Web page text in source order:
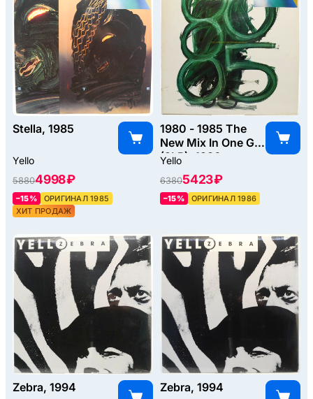
Stella, 1985
Yello
58804998 ₽
–15%
ОРИГИНАЛ 1985
ХИТ ПРОДАЖ
1980 - 1985 The
New Mix In One Go
(2LP), 1986
Yello
63805423 ₽
–15% ОРИГИНАЛ 1986
Zebra, 1994 Zebra, 1994